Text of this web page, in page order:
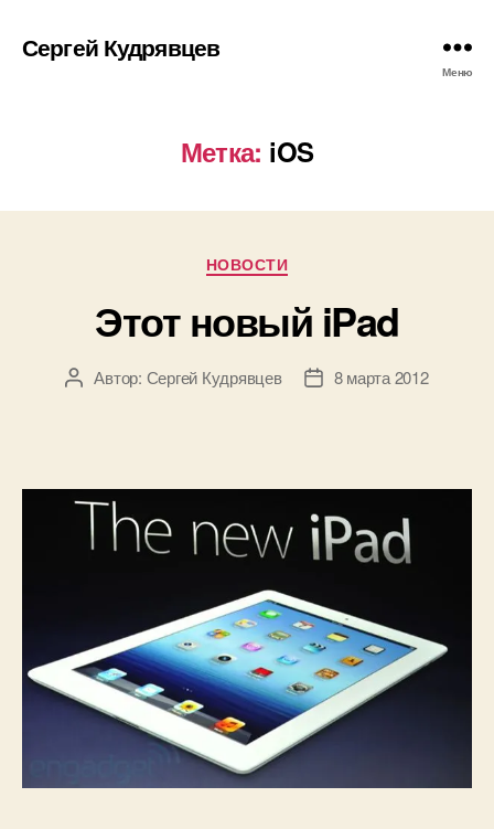
Сергей Кудрявцев
Меню
Метка: iOS
Рубрики
НОВОСТИ
Этот новый iPad
АвторАвтор: Сергей Кудрявцев
Дата8 марта 2012